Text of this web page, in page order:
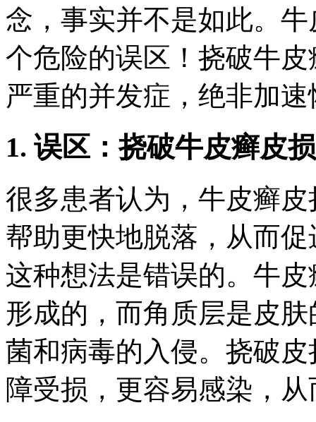
念，事实并不是如此。
个危险的误区！挠破牛
严重的并发症，绝非加
1. 误区：挠破牛皮癣皮
很多患者认为，牛皮癣
帮助更快地脱落，从而
这种想法是错误的。牛
形成的，而角质层是皮
菌和病毒的入侵。挠破
障受损，更容易感染，